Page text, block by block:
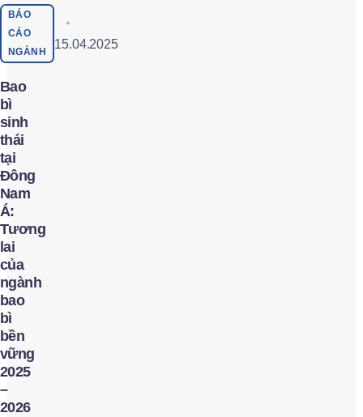
BÁO
CÁO
NGÀNH
15.04.2025
Bao
bì
sinh
thái
tại
Đông
Nam
Á:
Tương
lai
của
ngành
bao
bì
bền
vững
2025
–
2026